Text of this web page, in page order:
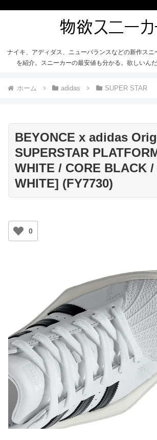
ナイキ、アディダス、ニューバランスなどの新作スニ
を紹介。スニーカーの最安値も分かる。欲しいん
ホーム adidas SUPER STAR
BEYONCE x adidas
SUPERSTAR
WHITE / CORE BLACK /
WHITE] (FY7730)
0